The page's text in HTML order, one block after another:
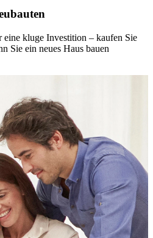
eine kluge Investition – kaufen Sie
Sie ein neues Haus bauen